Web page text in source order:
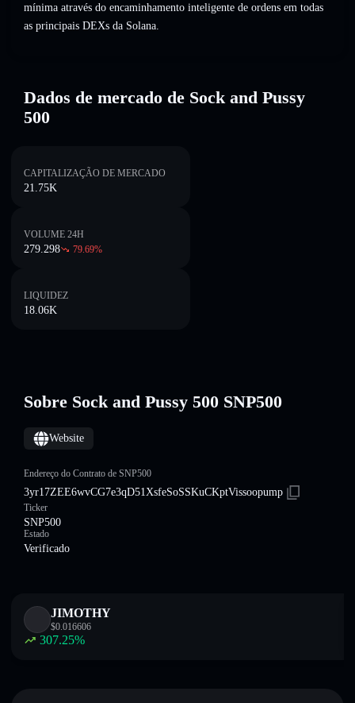
mínima através do encaminhamento inteligente de ordens em todas
as principais DEXs da Solana.
Dados de mercado de Sock and Pussy
500
CAPITALIZAÇÃO DE MERCADO
21.75K
VOLUME 24H
279.298 79.69%
LIQUIDEZ
18.06K
Sobre Sock and Pussy 500 SNP500
Website
Endereço do Contrato de SNP500
3yr17ZEE6wvCG7e3qD51XsfeSoSSKuCKptVissoopump
Ticker
SNP500
Estado
Verificado
JIMOTHY
$0.016606
307.25%